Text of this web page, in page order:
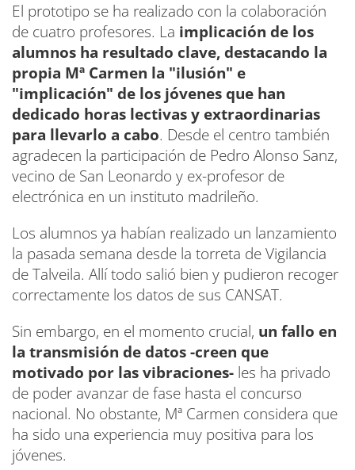
El prototipo se ha realizado con la colaboración
de cuatro profesores. La implicación de los
alumnos ha resultado clave, destacando la
propia Mª Carmen la "ilusión" e
"implicación" de los jóvenes que han
dedicado horas lectivas y extraordinarias
para llevarlo a cabo. Desde el centro también
agradecen la participación de Pedro Alonso Sanz,
vecino de San Leonardo y ex-profesor de
electrónica en un instituto madrileño.
Los alumnos ya habían realizado un lanzamiento
la pasada semana desde la torreta de Vigilancia
de Talveila. Allí todo salió bien y pudieron recoger
correctamente los datos de sus CANSAT.
Sin embargo, en el momento crucial, un fallo en
la transmisión de datos -creen que
motivado por las vibraciones- les ha privado
de poder avanzar de fase hasta el concurso
nacional. No obstante, Mª Carmen considera que
ha sido una experiencia muy positiva para los
jóvenes.